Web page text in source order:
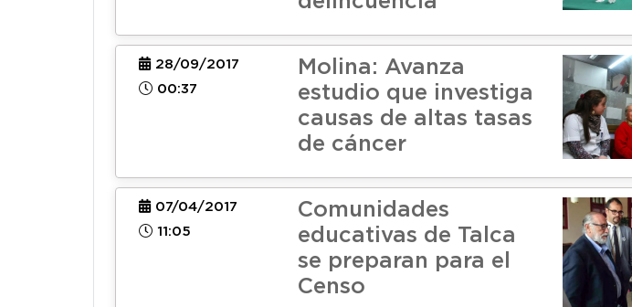
28/09/2017
00:37
Molina: Avanza
estudio que investiga
causas de altas tasas
de cáncer
07/04/2017
11:05
Comunidades
educativas de Talca
se preparan para el
Censo